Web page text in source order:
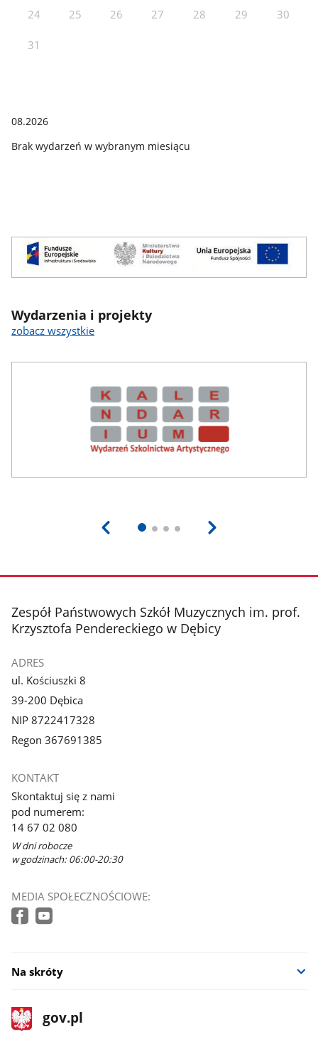
24 25 26 27 28 29 30
31
08.2026
Brak wydarzeń w wybranym miesiącu
Baner
termomodernizacja
Wydarzenia i projekty
zobacz wszystkie
stopka
Zespół Państwowych Szkół Muzycznych im. prof.
Krzysztofa Pendereckiego w Dębicy
ADRES
ul. Kościuszki 8
39-200 Dębica
NIP 8722417328
Regon 367691385
KONTAKT
Skontaktuj się z nami
pod numerem:
14 67 02 080
W dni robocze
w godzinach: 06:00-20:30
MEDIA SPOŁECZNOŚCIOWE:
Na skróty
stopka
gov.pl
Strona
gov.pl